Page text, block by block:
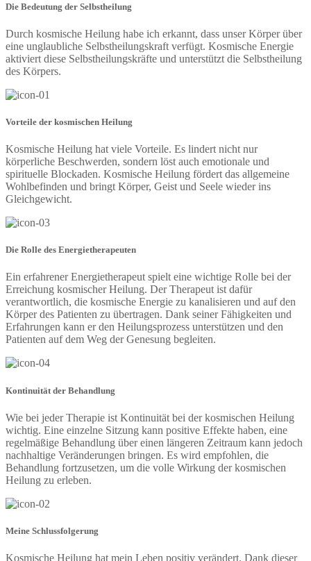
Die Bedeutung der Selbstheilung
Durch kosmische Heilung habe ich erkannt, dass unser Körper über
eine unglaubliche Selbstheilungskraft verfügt. Kosmische Energie
aktiviert diese Selbstheilungskräfte und unterstützt die Selbstheilung
des Körpers.
Vorteile der kosmischen Heilung
Kosmische Heilung hat viele Vorteile. Es lindert nicht nur
körperliche Beschwerden, sondern löst auch emotionale und
spirituelle Blockaden. Kosmische Heilung fördert das allgemeine
Wohlbefinden und bringt Körper, Geist und Seele wieder ins
Gleichgewicht.
Die Rolle des Energietherapeuten
Ein erfahrener Energietherapeut spielt eine wichtige Rolle bei der
Erreichung kosmischer Heilung. Der Therapeut ist dafür
verantwortlich, die kosmische Energie zu kanalisieren und auf den
Körper des Patienten zu übertragen. Dank seiner Fähigkeiten und
Erfahrungen kann er den Heilungsprozess unterstützen und den
Patienten auf dem Weg der Genesung begleiten.
Kontinuität der Behandlung
Wie bei jeder Therapie ist Kontinuität bei der kosmischen Heilung
wichtig. Eine einzelne Sitzung kann positive Effekte haben, eine
regelmäßige Behandlung über einen längeren Zeitraum kann jedoch
nachhaltige Veränderungen bringen. Es wird empfohlen, die
Behandlung fortzusetzen, um die volle Wirkung der kosmischen
Heilung zu erleben.
Meine Schlussfolgerung
Kosmische Heilung hat mein Leben positiv verändert. Dank dieser